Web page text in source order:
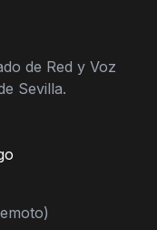
de Red y Voz
Sevilla.